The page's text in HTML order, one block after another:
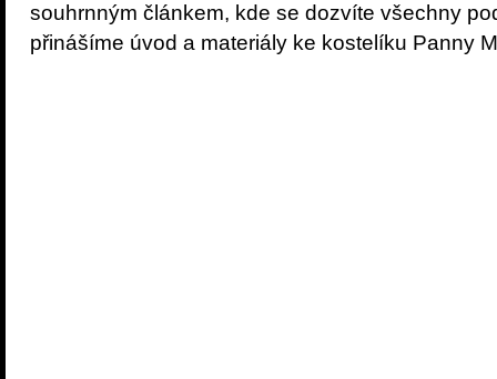
souhrnným článkem, kde se dozvíte všechny
přinášíme úvod a materiály ke kostelíku Panny